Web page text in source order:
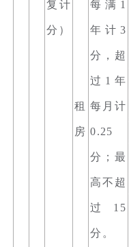
复计
分）
租
房
每满1
年计3
分，超
过1年
每月计
0.25
分；最
高不超
过15
分。